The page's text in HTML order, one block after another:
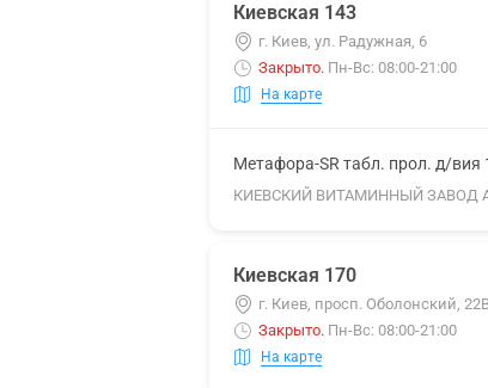
Киевская 143
г. Киев, ул. Радужная, 6
Закрыто. Пн-Вс: 08:00-21:00
На карте
Метафора-SR табл. прол. д/
КИЕВСКИЙ ВИТАМИННЫЙ ЗАВОД
Киевская 170
г. Киев, просп. Оболонский,
Закрыто. Пн-Вс: 08:00-21:00
На карте